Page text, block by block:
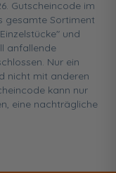
Gutscheincode im
gesamte Sortiment
und
anfallende
Nur ein
nicht mit anderen
kann nur
eine nachträgliche